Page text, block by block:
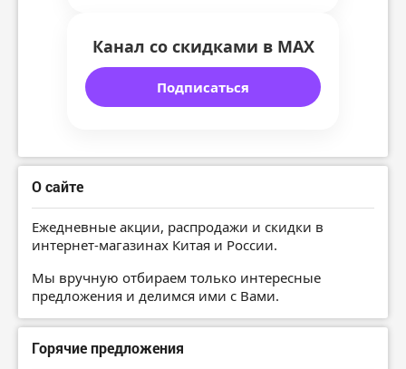
Канал со скидками в MAX
Подписаться
О сайте
Ежедневные акции, распродажи и скидки в
интернет-магазинах Китая и России.
Мы вручную отбираем только интересные
предложения и делимся ими с Вами.
Горячие предложения